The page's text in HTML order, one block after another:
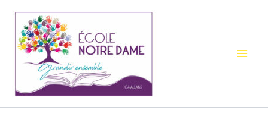
contenu